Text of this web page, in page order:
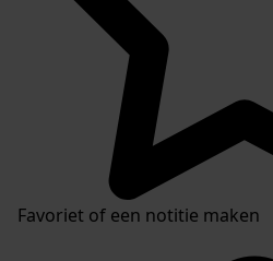
Favoriet of een notitie maken